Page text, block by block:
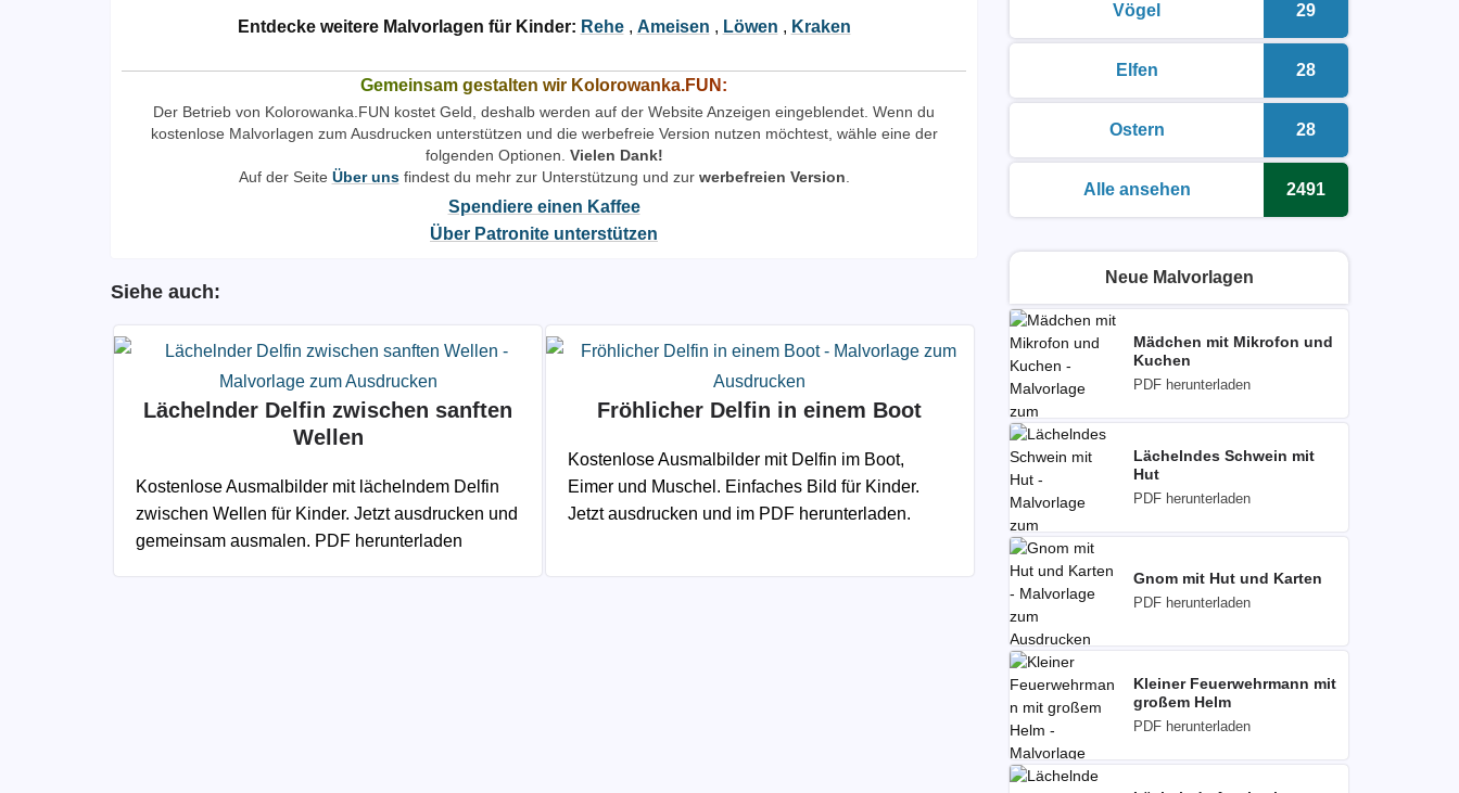
Entdecke weitere Malvorlagen für Kinder: Rehe, Ameisen , Löwen , Kraken
Gemeinsam gestalten wir Kolorowanka.FUN:
Der Betrieb von Kolorowanka.FUN kostet Geld, deshalb werden auf der Website Anzeigen eingeblendet. Wenn du
kostenlose Malvorlagen zum Ausdrucken unterstützen und die werbefreie Version nutzen möchtest, wähle eine der
folgenden Optionen. Vielen Dank!
Auf der Seite Über unsfindest du mehr zur Unterstützung und zur werbefreien Version
Spendiere einen Kaffee
Über Patronite unterstützen
Siehe auch:
Lächelnder Delfin zwischen sanften
Wellen
Kostenlose Ausmalbilder mit lächelndem Delfin
zwischen Wellen für Kinder. Jetzt ausdrucken und
gemeinsam ausmalen. PDF herunterladen
Fröhlicher Delfin in einem Boot
Kostenlose Ausmalbilder mit Delfin im Boot,
Eimer und Muschel. Einfaches Bild für Kinder.
Jetzt ausdrucken und im PDF herunterladen.
Vögel
malvorlagen zum ausdrucken
Anzahl der
29
Elfen
malvorlagen zum ausdrucken
Anzahl der
28
Ostern
malvorlagen zum ausdrucken
Anzahl der
28
Alle ansehen
malvorlagen zum ausdrucken
Anzahl der
2491
Neue Malvorlagen
Mädchen mit Mikrofon und
Kuchen
PDF herunterladen
Lächelndes Schwein mit
Hut
PDF herunterladen
Gnom mit Hut und Karten
PDF herunterladen
Kleiner Feuerwehrmann mit
großem Helm
PDF herunterladen